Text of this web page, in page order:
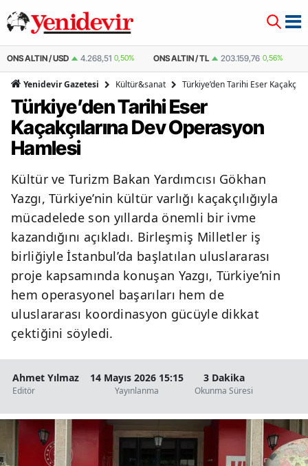
ONS ALTIN / TL 203.159,76 0,56% ÇEYREK ALTIN 10.680,16 0,56%
Yenidevir Gazetesi Kültür&sanat Türkiye’den Tarihi Eser
Türkiye’den Tarihi Eser
Kaçakçılarına Dev Operasyon
Hamlesi
Kültür ve Turizm Bakan Yardımcısı Gökhan
Yazgı, Türkiye’nin kültür varlığı kaçakçılığıyla
mücadelede son yıllarda önemli bir ivme
kazandığını açıkladı. Birleşmiş Milletler iş
birliğiyle İstanbul’da başlatılan uluslararası
proje kapsamında konuşan Yazgı, Türkiye’nin
hem operasyonel başarıları hem de
uluslararası koordinasyon gücüyle dikkat
çektiğini söyledi.
Ahmet Yılmaz
Editör
14 Mayıs 2026 15:15
Yayınlanma
3 Dakika
Okunma Süresi